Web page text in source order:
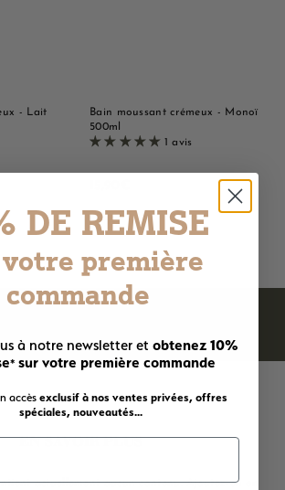
- Lait
Bain moussant crémeux - Monoï
500ml
1 avis
,
9
0
€
EN SAVOIR PLUS
actuellement aucun contenu. Ajoutez-en en
DE REMISE
première
commande
à notre newsletter et obtenez 10%
*sur votre première commande
accès exclusif à nos ventes privées, offres
spéciales, nouveautés...